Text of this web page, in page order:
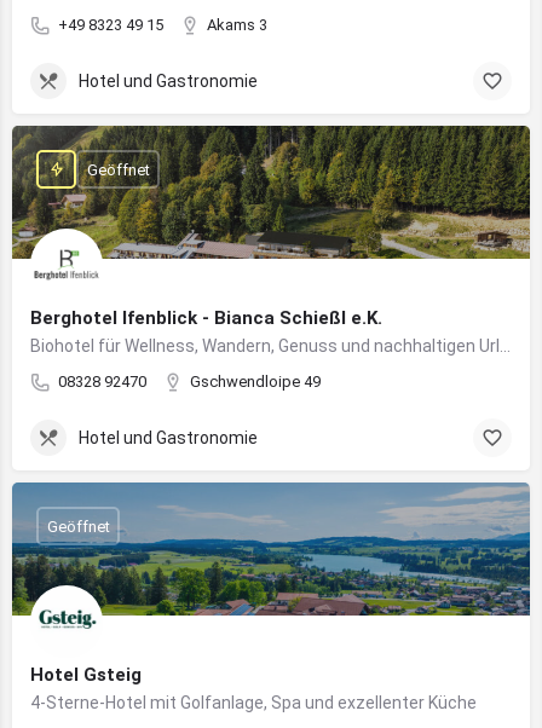
+49 8323 49 15 Akams 3
Hotel und Gastronomie
Berghotel Ifenblick - Bianca Schießl e.K.
08328 92470 Gschwendloipe 49
Geöffnet
Hotel und Gastronomie
Hotel Gsteig
4-Sterne-Hotel mit Golfanlage, Spa und exzellenter Küche
Geöffnet